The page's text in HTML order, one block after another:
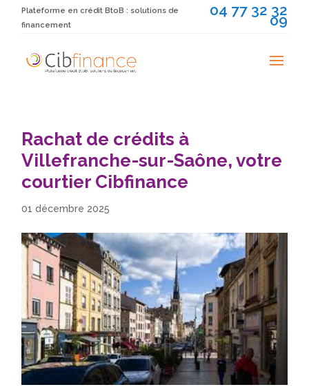
Plateforme en crédit BtoB : solutions de
financement
04 77 32 32
09
Rachat de crédits à
Villefranche-sur-Saône, votre
courtier Cibfinance
01 décembre 2025